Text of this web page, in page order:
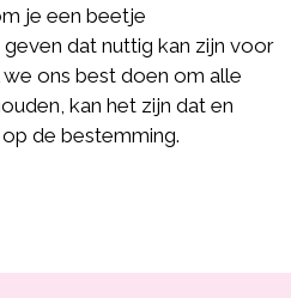
je een beetje
dat nuttig kan zijn voor
ons best doen om alle
kan het zijn dat en
de bestemming.